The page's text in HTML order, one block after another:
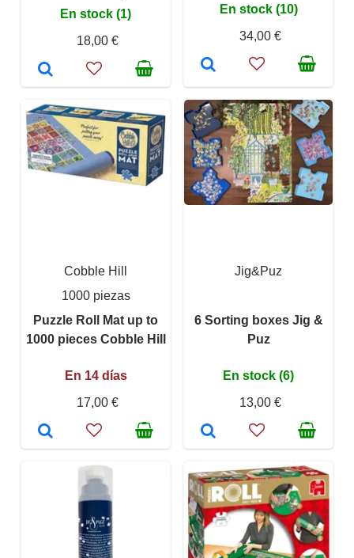
En stock (1)
18,00 €
En stock (10)
34,00 €
Cobble Hill
1000 piezas
Puzzle Roll Mat up to
1000 pieces Cobble Hill
En 14 días
17,00 €
Jig&Puz
6 Sorting boxes Jig &
Puz
En stock (6)
13,00 €